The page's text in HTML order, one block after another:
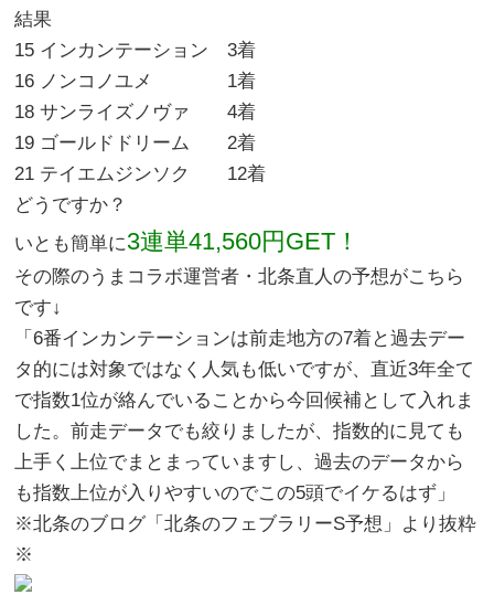
結果
15 インカンテーション 3着
16 ノンコノユメ 1着
18 サンライズノヴァ 4着
19 ゴールドドリーム 2着
21 テイエムジンソク 12着
どうですか？
いとも簡単に3連単41,560円GET！
その際のうまコラボ運営者・北条直人の予想がこちら
です↓
「6番インカンテーションは前走地方の7着と過去デー
タ的には対象ではなく人気も低いですが、直近3年全て
で指数1位が絡んでいることから今回候補として入れま
した。前走データでも絞りましたが、指数的に見ても
上手く上位でまとまっていますし、過去のデータから
も指数上位が入りやすいのでこの5頭でイケるはず」
※北条のブログ「北条のフェブラリーS予想」より抜粋
※